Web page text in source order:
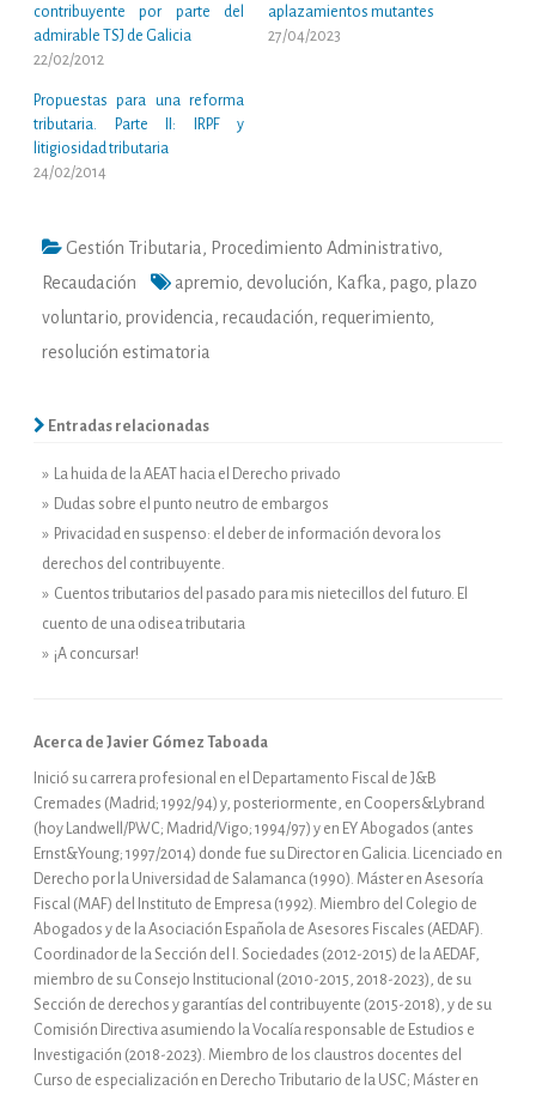
contribuyente por parte del
admirable TSJ de Galicia
22/02/2012
aplazamientos mutantes
27/04/2023
Propuestas para una reforma
tributaria. Parte II: IRPF y
litigiosidad tributaria
24/02/2014
Gestión Tributaria , Procedimiento Administrativo,
Recaudación
apremio, devolución, Kafka , pago, plazo
voluntario, providencia , recaudación, requerimiento,
resolución estimatoria
Entradas relacionadas
» La huida de la AEAT hacia el Derecho privado
» Dudas sobre el punto neutro de embargos
» Privacidad en suspenso: el deber de información devora los
derechos del contribuyente.
» Cuentos tributarios del pasado para mis nietecillos del futuro. El
cuento de una odisea tributaria
» ¡A concursar!
Acerca de Javier Gómez Taboada
Inició su carrera profesional en el Departamento Fiscal de J&B
Cremades (Madrid; 1992/94) y, posteriormente, en Coopers&Lybrand
(hoy Landwell/PWC; Madrid/Vigo; 1994/97) y en EY Abogados (antes
Ernst&Young; 1997/2014) donde fue su Director en Galicia. Licenciado en
Derecho por la Universidad de Salamanca (1990). Máster en Asesoría
Fiscal (MAF) del Instituto de Empresa (1992). Miembro del Colegio de
Abogados y de la Asociación Española de Asesores Fiscales (AEDAF).
Coordinador de la Sección del I. Sociedades (2012-2015) de la AEDAF,
miembro de su Consejo Institucional (2010-2015, 2018-2023), de su
Sección de derechos y garantías del contribuyente (2015-2018), y de su
Comisión Directiva asumiendo la Vocalía responsable de Estudios e
Investigación (2018-2023). Miembro de los claustros docentes del
Curso de especialización en Derecho Tributario de la USC; Máster en